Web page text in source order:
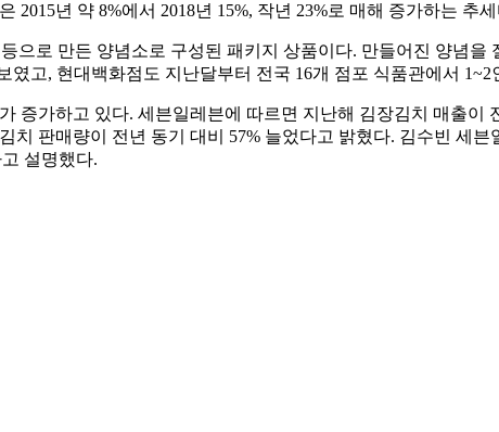
2015년 약 8%에서 2018년 15%, 작년 23%로 매해 증가하는 추
으로 만든 양념소로 구성된 패키지 상품이다. 만들어진 양념
였고, 현대백화점도 지난달부터 전국 16개 점포 식품관에서
증가하고 있다. 세븐일레븐에 따르면 지난해 김장김치 매출이
치 판매량이 전년 동기 대비 57% 늘었다고 밝혔다. 김수빈 세
설명했다.